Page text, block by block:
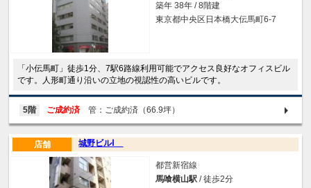
築年 38年 / 8階建
東京都中央区日本橋大伝馬町6-7
「小伝馬町」徒歩1分、7駅6路線利用可能でアクセス良好なオフィスビル
です。人形町通り沿いの立地の視認性の高いビルです。
5階 ご成約済 管：ご成約済（66.9坪）
城野ビルⅠ
店舗
都営新宿線
馬喰横山駅 / 徒歩2分